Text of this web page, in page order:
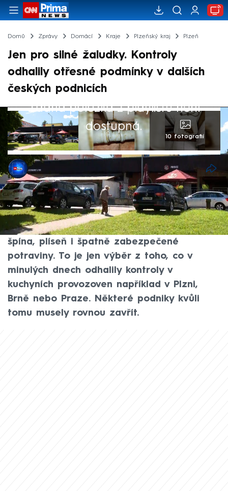
Domů Zprávy Domácí Kraje Plzeňský kraj Plzeň
Jen pro silné žaludky. Kontroly
odhalily otřesné podmínky v dalších
českých podnicích
Žádná položka z playlistu není
dostupná.
10 fotografií
CNN Prima NEWS
4. zář 2025, 15:24
Inspektoři opět odhalili v restauracích
prohřešky, o kterých zákazníci neslyší
vůbec rádi. Myší trus, uhynulí hlodavci,
špína, plíseň i špatně zabezpečené
potraviny. To je jen výběr z toho, co v
minulých dnech odhalily kontroly v
kuchyních provozoven například v Plzni,
Brně nebo Praze. Některé podniky kvůli
tomu musely rovnou zavřít.